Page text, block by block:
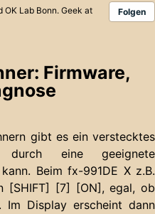
OK Lab Bonn. Geek at
Folgen
Firmware,
gibt es ein verstecktes
durch eine geeignete
Beim fx-991DE X z.B.
[SHIFT] [7] [ON], egal, ob
Display erscheint dann